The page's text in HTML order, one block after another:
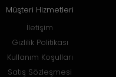
Müşteri Hizmetleri
İletişim
Gizlilik Politikası
Kullanım Koşulları
Satış Sözleşmesi